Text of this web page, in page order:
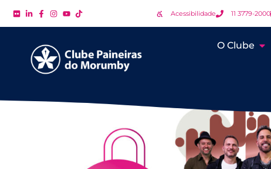
Acessibilidade 11 3779-2000
O Clube